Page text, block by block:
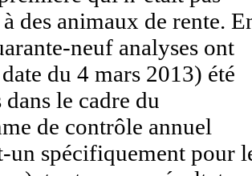
des animaux de rente.
neuf analyses ont
du 4 mars 2013) été
dans le cadre du
de contrôle annuel
un spécifiquement pour